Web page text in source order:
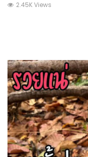
2.45K Views